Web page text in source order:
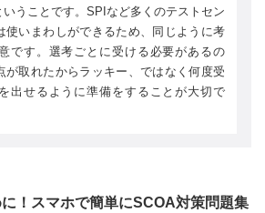
うことです。SPIなど多くのテストセン
使いまわしができるため、同じように考
です。選考ごとに受ける必要があるの
が取れたからラッキー、ではなく何度受
出せるように準備をすることが大切で
！スマホで簡単にSCOA対策問題集